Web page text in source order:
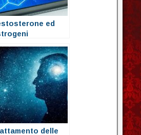
ed
delle